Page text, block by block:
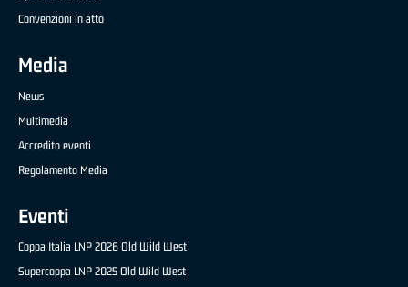
Convenzioni in atto
Media
News
Multimedia
Accredito eventi
Regolamento Media
Eventi
Coppa Italia LNP 2026 Old Wild West
Supercoppa LNP 2025 Old Wild West